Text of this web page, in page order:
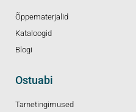
Õppematerjalid
Kataloogid
Blogi
Ostuabi
Tarnetingimused